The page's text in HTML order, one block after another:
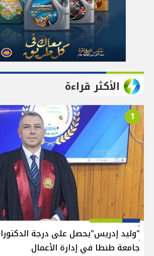
الأكثر قراءة
1
"وليد إدريس"يحصل على درجة
جامعة طنطا في إدارة الأعمال